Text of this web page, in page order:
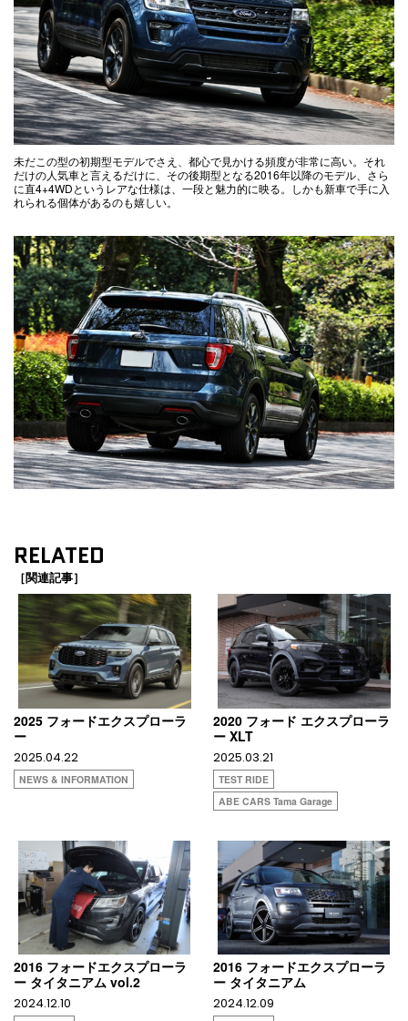
未だこの型の初期型モデルでさえ、都心で見かける頻度が非常に高い。それ
だけの人気車と言えるだけに、その後期型となる2016年以降のモデル、さら
に直4+4WDというレアな仕様は、一段と魅力的に映る。しかも新車で手に入
れられる個体があるのも嬉しい。
RELATED
［関連記事］
2025 フォードエクスプローラ
ー
2025.04.22
NEWS & INFORMATION
2020 フォード エクスプローラ
ー XLT
2025.03.21
TEST RIDE
ABE CARS Tama Garage
2016 フォードエクスプローラ
ー タイタニアム vol.2
2024.12.10
2016 フォードエクスプローラ
ー タイタニアム
2024.12.09